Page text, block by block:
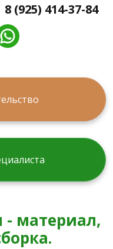
8 (925) 414-37-84
материал,